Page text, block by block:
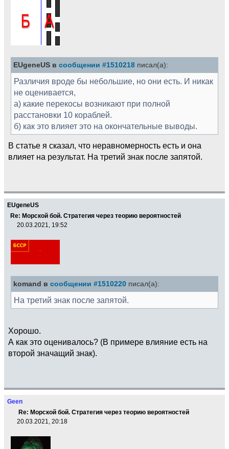
EUgeneUS в сообщении #1510218 писал(а):
Различия вроде бы небольшие, но они есть. И никак
не оценивается,
а) какие перекосы возникают при полной
расстановки 10 кораблей.
б) как это влияет это на окончательные выводы.
В статье я сказал, что неравномерность есть и она
влияет на результат. На третий знак после запятой.
EUgeneUS
Re: Морской бой. Стратегия через теорию вероятностей
20.03.2021, 19:52
komand в сообщении #1510220 писал(а):
На третий знак после запятой.
Хорошо.
А как это оценивалось? (В примере влияние есть на
второй значащий знак).
Geen
Re: Морской бой. Стратегия через теорию вероятностей
20.03.2021, 20:18